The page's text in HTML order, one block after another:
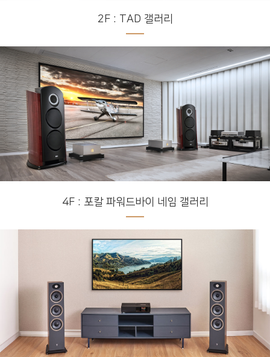
2F : TAD 갤러리
4F : 포칼 파워드바이 네임 갤러리